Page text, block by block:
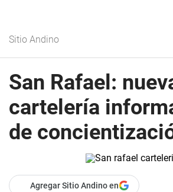
Sitio Andino
San Rafael:
cartelería
de
Agregar Sitio Andino en